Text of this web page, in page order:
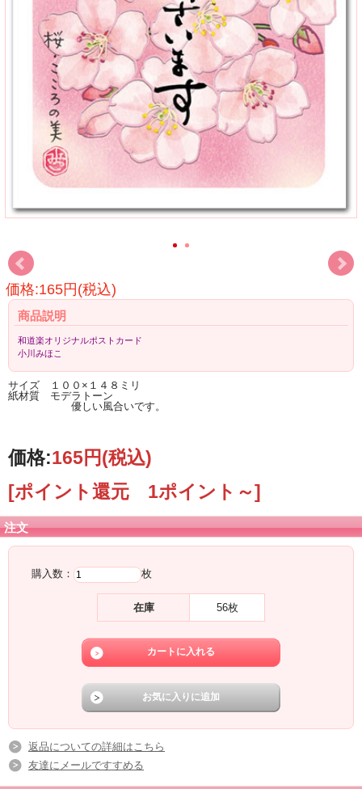
価格:165円(税込)
商品説明
和道楽オリジナルポストカード
小川みほこ
サイズ １００×１４８ミリ
紙材質 モデラトーン
優しい風合いです。
価格:165円(税込)
[ポイント還元 1ポイント～]
注文
購入数： 枚
在庫 56枚
返品についての詳細はこちら
友達にメールですすめる